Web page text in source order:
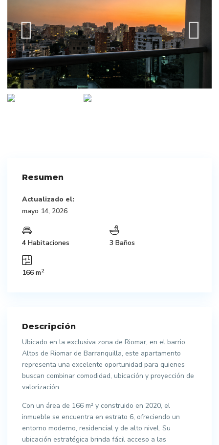
Resumen
Actualizado el:
mayo 14, 2026
4 Habitaciones 3 Baños
166 m2
Descripción
Ubicado en la exclusiva zona de Riomar, en el barrio
Altos de Riomar de Barranquilla, este apartamento
representa una excelente oportunidad para quienes
buscan combinar comodidad, ubicación y proyección de
valorización.
Con un área de 166 m² y construido en 2020, el
inmueble se encuentra en estrato 6, ofreciendo un
entorno moderno, residencial y de alto nivel. Su
ubicación estratégica brinda fácil acceso a las